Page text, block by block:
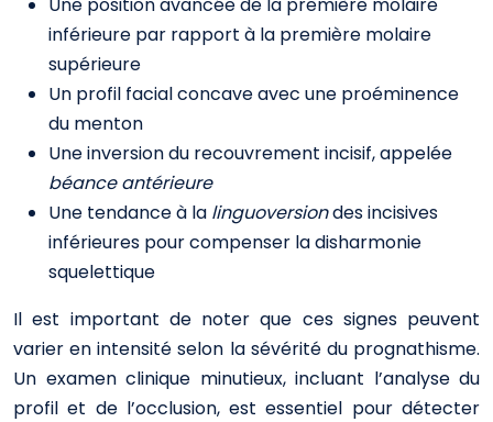
inférieure par rapport à la première molaire
supérieure
Un profil facial concave avec une proéminence
du menton
Une inversion du recouvrement incisif, appelée
béance antérieure
Une tendance à la linguoversiondes incisives
inférieures pour compenser la disharmonie
squelettique
Il est important de noter que ces signes peuvent
varier en intensité selon la sévérité du prognathisme.
Un examen clinique minutieux, incluant l’analyse du
profil et de l’occlusion, est essentiel pour détecter